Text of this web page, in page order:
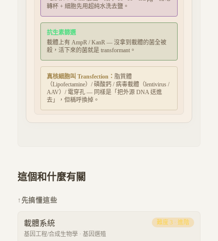
轉杯 + 細胞先用超純水洗去鹽。
抗生素篩選
載體上有 AmpR / KanR — 沒拿到載體的菌全被
殺，活下來的菌就是 transformant。
真核細胞叫 Transfection： 脂質體
（Lipofectamine）/ 磷酸鈣 / 病毒載體（lentivirus /
AAV）/ 電穿孔 — 同樣是「把外源 DNA 送進
去」，但稱呼換掉。
這個和什麼有關
↑ 先搞懂這些
載體系統
基因工程/合成生物學 · 基因選殖
難度 3 · 進階